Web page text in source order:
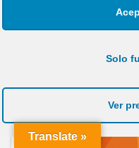
Solo
Ver
Translate »